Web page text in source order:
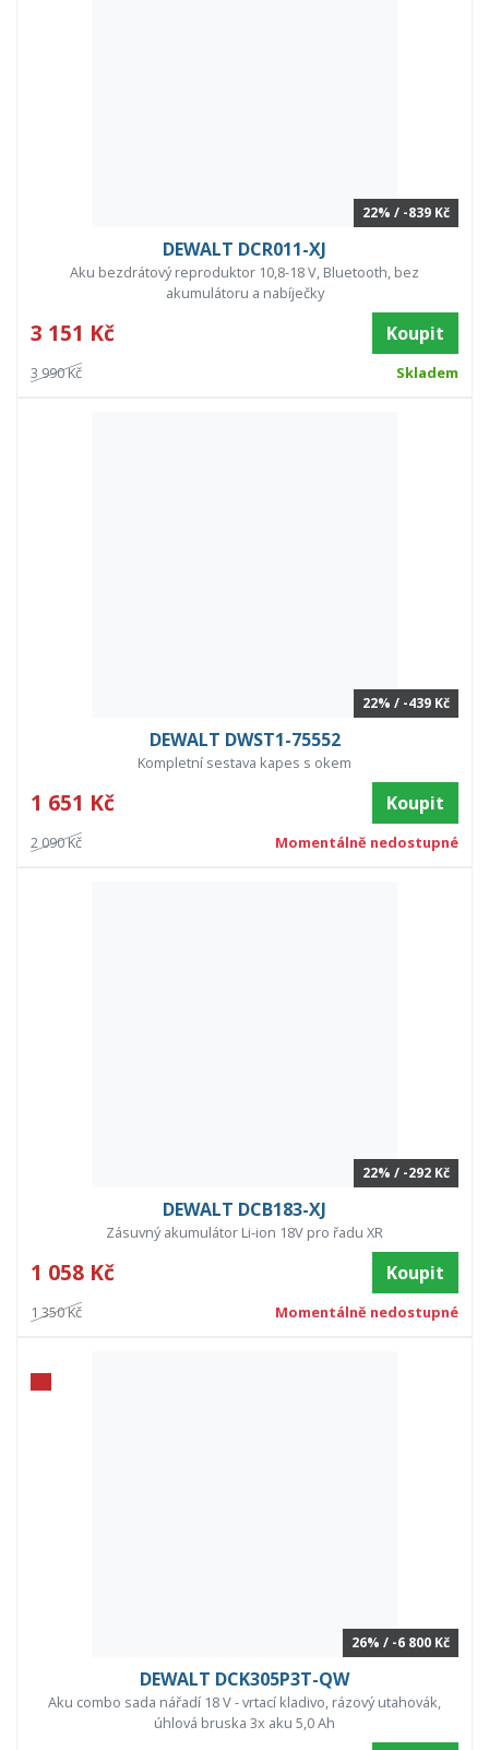
22% / -839 Kč
DEWALT DCR011-XJ
Aku bezdrátový reproduktor 10,8-18 V, Bluetooth, bez
akumulátoru a nabíječky
3 151 Kč Koupit
3 990 Kč Skladem
22% / -439 Kč
DEWALT DWST1-75552
Kompletní sestava kapes s okem
1 651 Kč Koupit
2 090 Kč Momentálně nedostupné
22% / -292 Kč
DEWALT DCB183-XJ
Zásuvný akumulátor Li-ion 18V pro řadu XR
1 058 Kč Koupit
1 350 Kč Momentálně nedostupné
26% / -6 800 Kč
DEWALT DCK305P3T-QW
Aku combo sada nářadí 18 V - vrtací kladivo, rázový utahovák,
úhlová bruska 3x aku 5,0 Ah